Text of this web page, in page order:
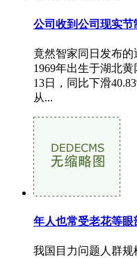
公司收到公司现实
竟然智家同日发布的
1969年出生于湖北
13日，同比下滑
从...
年人也常受老花等眼
我国目力问题人群规